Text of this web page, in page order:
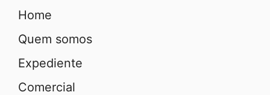
Home
Quem somos
Expediente
Comercial